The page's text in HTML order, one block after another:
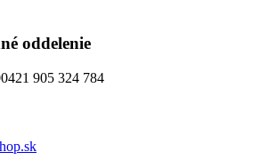
oddelenie
905 324 784